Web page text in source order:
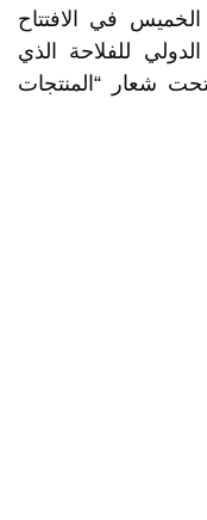
في الافتتاح
للفلاحة الذي
24 أبريل و 3 ماي تحت شعار “المنتجات